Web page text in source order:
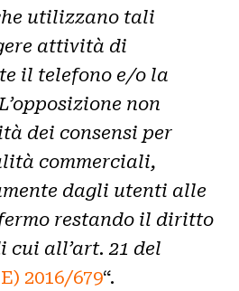
utilizzano tali
attività di
il telefono e/o la
non
dei consensi per
commerciali,
dagli utenti alle
restando il diritto
cui all’art. 21 del
2016/679“.